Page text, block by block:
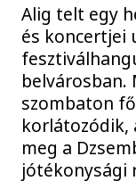
Alig telt egy
és koncertjei
belvárosban.
szombaton
korlátozódik,
meg a
jótékonysági